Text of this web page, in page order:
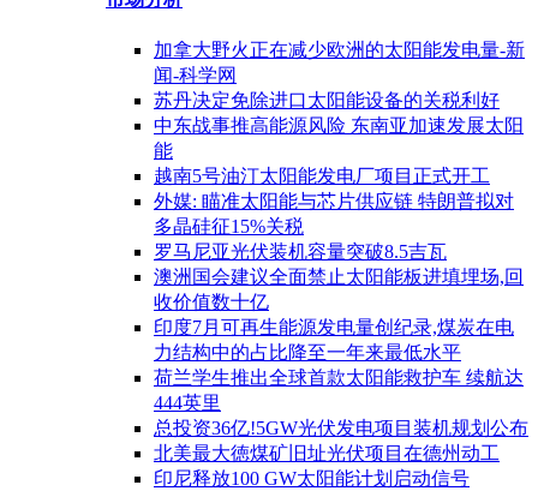
加拿大野火正在减少欧洲的太阳能发电量-新
闻-科学网
苏丹决定免除进口太阳能设备的关税利好
中东战事推高能源风险 东南亚加速发展太阳
能
越南5号油汀太阳能发电厂项目正式开工
外媒: 瞄准太阳能与芯片供应链 特朗普拟对
多晶硅征15%关税
罗马尼亚光伏装机容量突破8.5吉瓦
澳洲国会建议全面禁止太阳能板进填埋场,回
收价值数十亿
印度7月可再生能源发电量创纪录,煤炭在电
力结构中的占比降至一年来最低水平
荷兰学生推出全球首款太阳能救护车 续航达
444英里
总投资36亿!5GW光伏发电项目装机规划公布
北美最大徳煤矿旧址光伏项目在德州动工
印尼释放100 GW太阳能计划启动信号